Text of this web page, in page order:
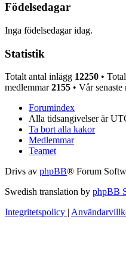
Födelsedagar
Inga födelsedagar idag.
Statistik
Totalt antal inlägg 12250 •
medlemmar2155 • Vår senaste
Forumindex
Alla tidsangivelser är
Ta bort alla kakor
Medlemmar
Teamet
Drivs av phpBB® Forum
Swedish translation by phpBB
Integritetspolicy |